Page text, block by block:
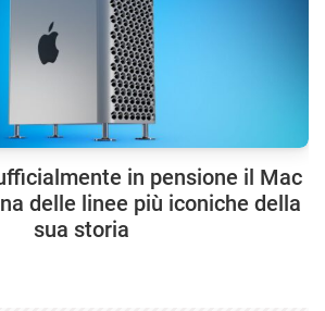
in pensione il Mac
delle linee più iconiche della
sua storia